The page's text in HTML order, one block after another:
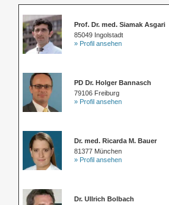
Prof. Dr. med. Siamak Asgari
85049 Ingolstadt
» Profil ansehen
PD Dr. Holger Bannasch
79106 Freiburg
» Profil ansehen
Dr. med. Ricarda M. Bauer
81377 München
» Profil ansehen
Dr. Ullrich Bolbach